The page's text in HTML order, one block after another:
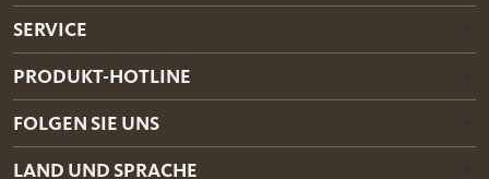
SERVICE
PRODUKT-HOTLINE
FOLGEN SIE UNS
LAND UND SPRACHE